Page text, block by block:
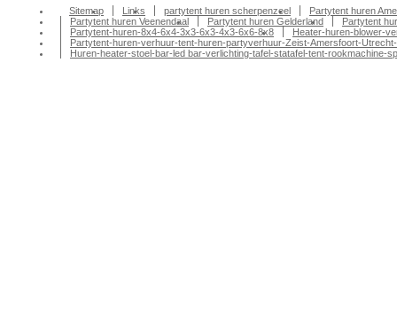
Sitemap Links partytent huren scherpenzeel
Partytent huren
Partytent huren Veenendaal
Partytent huren Gelderland
Partytent
Partytent-huren-8x4-6x4-3x3-6x3-4x3-6x6-8x8
Heater-huren-blower-
Partytent-huren-verhuur-tent-huren-partyverhuur-Zeist-Amersfoort-
Huren-heater-stoel-bar-led bar-verlichting-tafel-statafel-tent-